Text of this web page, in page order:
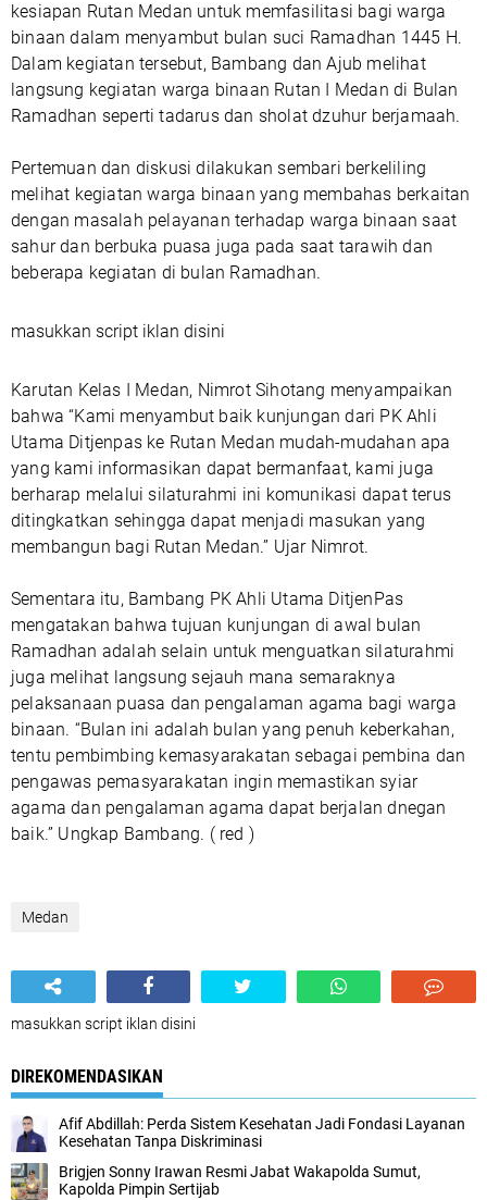
kesiapan Rutan Medan untuk memfasilitasi bagi warga
binaan dalam menyambut bulan suci Ramadhan 1445 H.
Dalam kegiatan tersebut, Bambang dan Ajub melihat
langsung kegiatan warga binaan Rutan I Medan di Bulan
Ramadhan seperti tadarus dan sholat dzuhur berjamaah.
Pertemuan dan diskusi dilakukan sembari berkeliling
melihat kegiatan warga binaan yang membahas berkaitan
dengan masalah pelayanan terhadap warga binaan saat
sahur dan berbuka puasa juga pada saat tarawih dan
beberapa kegiatan di bulan Ramadhan.
masukkan script iklan disini
Karutan Kelas I Medan, Nimrot Sihotang menyampaikan
bahwa “Kami menyambut baik kunjungan dari PK Ahli
Utama Ditjenpas ke Rutan Medan mudah-mudahan apa
yang kami informasikan dapat bermanfaat, kami juga
berharap melalui silaturahmi ini komunikasi dapat terus
ditingkatkan sehingga dapat menjadi masukan yang
membangun bagi Rutan Medan.” Ujar Nimrot.
Sementara itu, Bambang PK Ahli Utama DitjenPas
mengatakan bahwa tujuan kunjungan di awal bulan
Ramadhan adalah selain untuk menguatkan silaturahmi
juga melihat langsung sejauh mana semaraknya
pelaksanaan puasa dan pengalaman agama bagi warga
binaan. “Bulan ini adalah bulan yang penuh keberkahan,
tentu pembimbing kemasyarakatan sebagai pembina dan
pengawas pemasyarakatan ingin memastikan syiar
agama dan pengalaman agama dapat berjalan dnegan
baik.” Ungkap Bambang. ( red )
Medan
masukkan script iklan disini
DIREKOMENDASIKAN
Afif Abdillah: Perda Sistem Kesehatan Jadi Fondasi Layanan
Kesehatan Tanpa Diskriminasi
Brigjen Sonny Irawan Resmi Jabat Wakapolda Sumut,
Kapolda Pimpin Sertijab